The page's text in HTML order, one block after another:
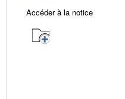
Accéder à la notice